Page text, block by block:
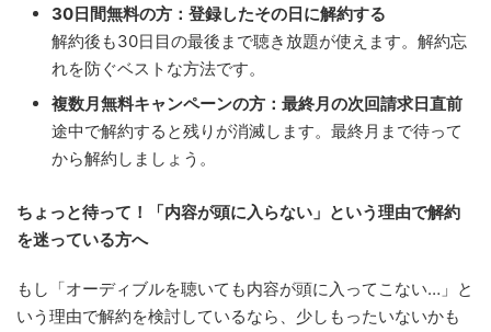
30日間無料の方：登録したその日に解約する
解約後も30日目の最後まで聴き放題が使えます。解約忘
れを防ぐベストな方法です。
複数月無料キャンペーンの方：最終月の次回請求日直前
途中で解約すると残りが消滅します。最終月まで待って
から解約しましょう。
ちょっと待って！「内容が頭に入らない」という理由で解約
を迷っている方へ
もし「オーディブルを聴いても内容が頭に入ってこない…」と
いう理由で解約を検討しているなら、少しもったいないかも